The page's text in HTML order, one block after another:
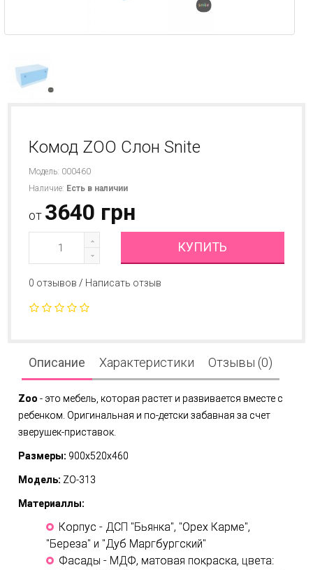
Комод ZOO Слон Snite
Модель: 000460
Наличие: Есть в наличии
от 3640 грн
КУПИТЬ
0 отзывов / Написать отзыв
Описание Характеристики Отзывы (0)
Zoo- это мебель, которая растет и развивается вместе с
ребенком. Оригинальная и по-детски забавная за счет
зверушек-приставок.
Размеры: 900x520x460
Модель: ZO-313
Материаллы:
Корпус - ДСП "Бьянка", "Орех Карме",
"Береза" и "Дуб Маргбургский"
Фасады - МДФ, матовая покраска, цвета: